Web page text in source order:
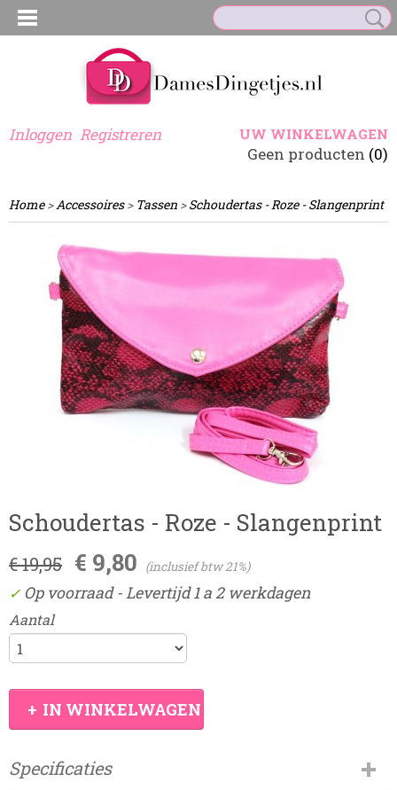
Inloggen Registreren UW WINKELWAGEN
Geen producten (0)
Home>Accessoires> Tassen >Schoudertas - Roze - Slangenprint
Schoudertas - Roze - Slangenprint
€ 19,95 € 9,80 (inclusief btw 21%)
✓ Op voorraad- Levertijd 1 a 2 werkdagen
Aantal
IN WINKELWAGEN
Specificaties